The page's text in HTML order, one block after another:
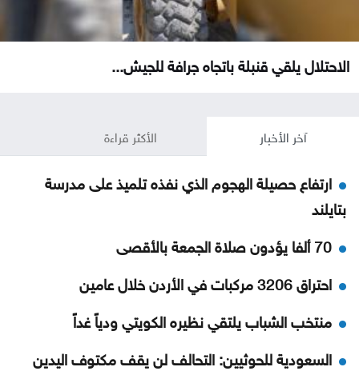
الاحتلال يلقي قنبلة باتجاه جرافة للجيش...
آخر الأخبار الأكثر قراءة
ارتفاع حصيلة الهجوم الذي نفذه تلميذ على مدرسة
بتايلند
70 ألفا يؤدون صلاة الجمعة بالأقصى
احتراق 3206 مركبات في الأردن خلال عامين
منتخب الشباب يلتقي نظيره الكويتي ودياً غداً
السعودية للحوثيين: التحالف لن يقف مكتوف اليدين